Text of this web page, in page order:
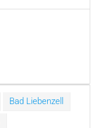
Bad Liebenzell